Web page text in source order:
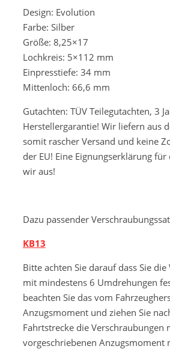
Design: Evolution
Farbe: Silber
Größe: 8,25×17
Lochkreis: 5×112 mm
Einpresstiefe: 34 mm
Mittenloch: 66,6 mm
Gutachten: TÜV Teilegutachten, 3
Herstellergarantie! Wir liefern aus
somit rascher Versand und keine
der EU! Eine Eignungserklärung für
wir aus!
Dazu passender
KB13
Bitte achten Sie darauf dass Sie
mit mindestens 6 Umdrehungen
beachten Sie das vom
Anzugsmoment und ziehen Sie
Fahrtstrecke die Verschraubungen
vorgeschriebenen Anzugsmoment